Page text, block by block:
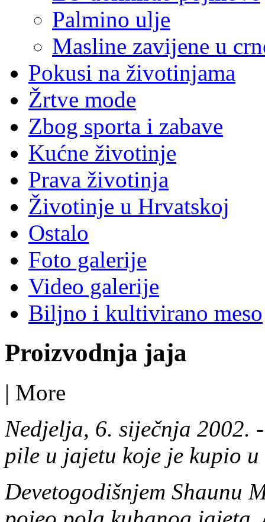
Palmino ulje
Masline zavijene u
Pokusi na životinjama
Žrtve mode
Zbog sporta i zabave
Kućne životinje
Prava životinja
Životinje u Hrvatskoj
Ostalo
Foto galerije
Video galerije
Biljno i kultivirano meso
Proizvodnja jaja
| More
Nedjelja, 6. siječnja 2002.
pile u jajetu koje je kupio u
Devetogodišnjem Shaunu